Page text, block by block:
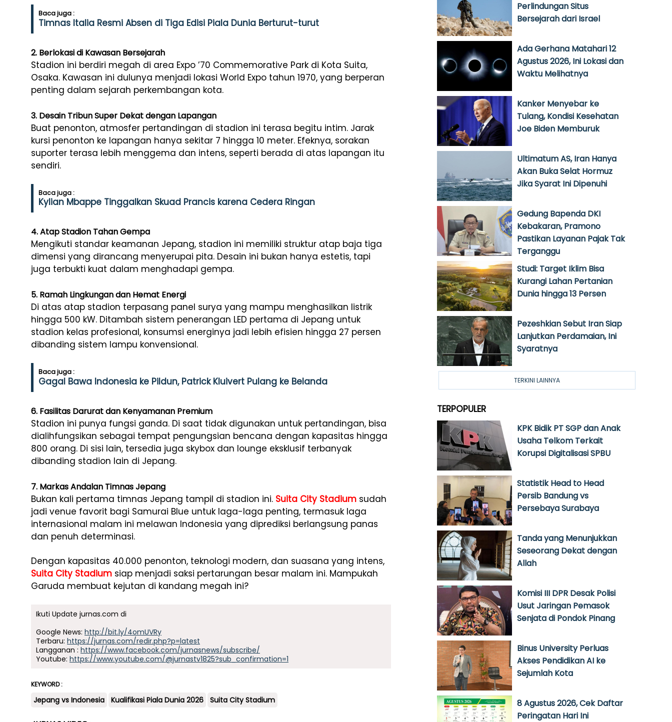
Baca juga :
Timnas Italia Resmi Absen di Tiga Edisi Piala Dunia Berturut-turut
2. Berlokasi di Kawasan Bersejarah
Stadion ini berdiri megah di area Expo ’70 Commemorative Park di Kota Suita,
Osaka. Kawasan ini dulunya menjadi lokasi World Expo tahun 1970, yang berperan
penting dalam sejarah perkembangan kota.
3. Desain Tribun Super Dekat dengan Lapangan
Buat penonton, atmosfer pertandingan di stadion ini terasa begitu intim. Jarak
kursi penonton ke lapangan hanya sekitar 7 hingga 10 meter. Efeknya, sorakan
suporter terasa lebih menggema dan intens, seperti berada di atas lapangan itu
sendiri.
Baca juga :
Kylian Mbappe Tinggalkan Skuad Prancis karena Cedera Ringan
4. Atap Stadion Tahan Gempa
Mengikuti standar keamanan Jepang, stadion ini memiliki struktur atap baja tiga
dimensi yang dirancang menyerupai pita. Desain ini bukan hanya estetis, tapi
juga terbukti kuat dalam menghadapi gempa.
5. Ramah Lingkungan dan Hemat Energi
Di atas atap stadion terpasang panel surya yang mampu menghasilkan listrik
hingga 500 kW. Ditambah sistem penerangan LED pertama di Jepang untuk
stadion kelas profesional, konsumsi energinya jadi lebih efisien hingga 27 persen
dibanding sistem lampu konvensional.
Baca juga :
Gagal Bawa Indonesia ke Pildun, Patrick Kluivert Pulang ke Belanda
6. Fasilitas Darurat dan Kenyamanan Premium
Stadion ini punya fungsi ganda. Di saat tidak digunakan untuk pertandingan, bisa
dialihfungsikan sebagai tempat pengungsian bencana dengan kapasitas hingga
800 orang. Di sisi lain, tersedia juga skybox dan lounge eksklusif terbanyak
dibanding stadion lain di Jepang.
7. Markas Andalan Timnas Jepang
Bukan kali pertama timnas Jepang tampil di stadion ini. Suita City Stadium sudah
jadi venue favorit bagi Samurai Blue untuk laga-laga penting, termasuk laga
internasional malam ini melawan Indonesia yang diprediksi berlangsung panas
dan penuh determinasi.
Dengan kapasitas 40.000 penonton, teknologi modern, dan suasana yang intens,
Suita City Stadium siap menjadi saksi pertarungan besar malam ini. Mampukah
Garuda membuat kejutan di kandang megah ini?
Ikuti Update jurnas.com di
Google News: http://bit.ly/4omUVRy
Terbaru: https://jurnas.com/redir.php?p=latest
Langganan : https://www.facebook.com/jurnasnews/subscribe/
Youtube: https://www.youtube.com/@jurnastv1825?sub_confirmation=1
KEYWORD :
Jepang vs Indonesia Kualifikasi Piala Dunia 2026 Suita City Stadium
Perlindungan Situs
Bersejarah dari Israel
Ada Gerhana Matahari 12
Agustus 2026, Ini Lokasi dan
Waktu Melihatnya
Kanker Menyebar ke
Tulang, Kondisi Kesehatan
Joe Biden Memburuk
Ultimatum AS, Iran Hanya
Akan Buka Selat Hormuz
Jika Syarat Ini Dipenuhi
Gedung Bapenda DKI
Kebakaran, Pramono
Pastikan Layanan Pajak Tak
Terganggu
Studi: Target Iklim Bisa
Kurangi Lahan Pertanian
Dunia hingga 13 Persen
Pezeshkian Sebut Iran Siap
Lanjutkan Perdamaian, Ini
Syaratnya
TERKINI LAINNYA
TERPOPULER
KPK Bidik PT SGP dan Anak
Usaha Telkom Terkait
Korupsi Digitalisasi SPBU
Statistik Head to Head
Persib Bandung vs
Persebaya Surabaya
Tanda yang Menunjukkan
Seseorang Dekat dengan
Allah
Komisi III DPR Desak Polisi
Usut Jaringan Pemasok
Senjata di Pondok Pinang
Binus University Perluas
Akses Pendidikan AI ke
Sejumlah Kota
8 Agustus 2026, Cek Daftar
Peringatan Hari Ini